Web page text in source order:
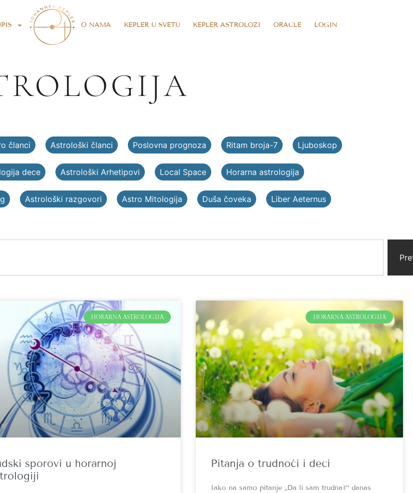
O NAMA KEPLER U SVETU KEPLER ASTROLOZI ORACLE LOGIN
članci Astrološki članci Poslovna prognoza Ritam broja-7 Ljuboskop
dece Astrološki Arhetipovi Local Space Horarna astrologija
Astrološki razgovori Astro Mitologija Duša čoveka Liber Aeternus
HORARNA ASTROLOGIJA
sporovi u horarnoj
HORARNA ASTROLOGIJA
Pitanja o trudnoći i deci
Iako na samo pitanje „Da li sam trudna?“ danas